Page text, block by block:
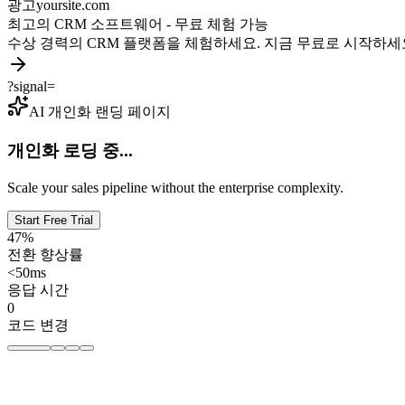
광고yoursite.com
최고의 CRM 소프트웨어 - 무료 체험 가능
수상 경력의 CRM 플랫폼을 체험하세요. 지금 무료로 시작하세
?signal=
AI 개인화 랜딩 페이지
개인화 로딩 중...
Scale your sales pipeline without the enterprise complexity.
Start Free Trial
47%
전환 향상률
<50ms
응답 시간
0
코드 변경